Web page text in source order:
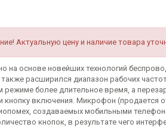
Актуальную цену и наличие товара
на основе новейших технологий
расширился диапазон рабочих
более длительное время, а
кнопку включения. Микрофон (продается
создаваемых мобильными
кнопок, в результате чего